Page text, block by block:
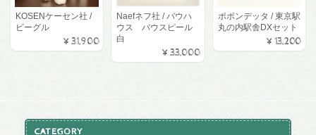
KOSENケーセン社 /
ビーグル
¥31,900
Naefネフ社 / バウハ
ウス バウスピール
白
¥33,000
ポポンデッタ / 東京駅
丸の内駅舎DXセット
¥13,200
CATEGORY